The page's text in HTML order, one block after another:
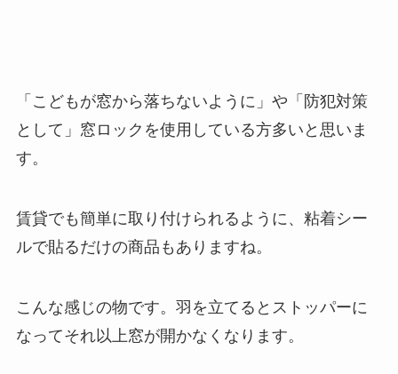
「こどもが窓から落ちないように」や「防犯対策
として」窓ロックを使用している方多いと思いま
す。
賃貸でも簡単に取り付けられるように、粘着シー
ルで貼るだけの商品もありますね。
こんな感じの物です。羽を立てるとストッパーに
なってそれ以上窓が開かなくなります。